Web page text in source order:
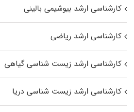
کارشناسی ارشد بیوشیمی بالینی
کارشناسی ارشد ریاضی
کارشناسی ارشد زیست‌ شناسی گیاهی
کارشناسی ارشد زیست‌ شناسی دریا